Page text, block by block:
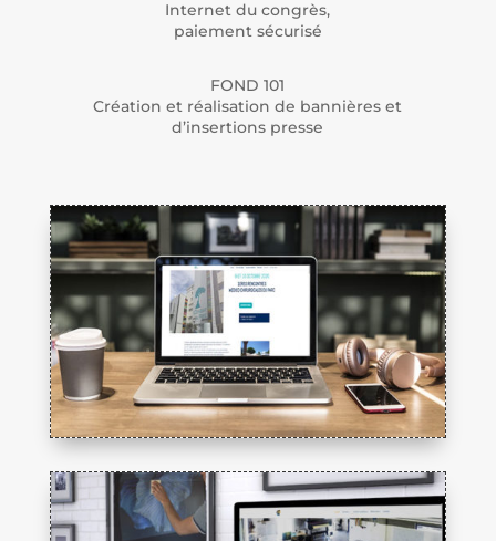
Internet du congrès,
paiement sécurisé
FOND 101
Création et réalisation de bannières et
d’insertions presse